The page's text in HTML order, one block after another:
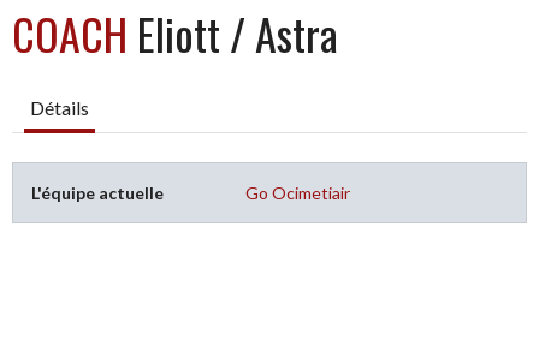
COACH Eliott / Astra
Détails
L'équipe actuelle Go Ocimetiair